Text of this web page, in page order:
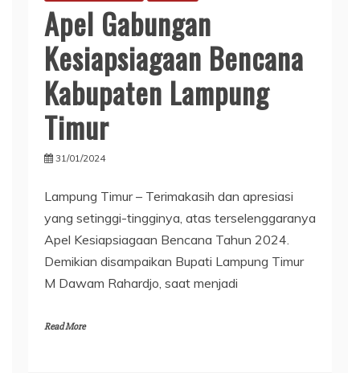
Apel Gabungan
Kesiapsiagaan Bencana
Kabupaten Lampung
Timur
31/01/2024
Lampung Timur – Terimakasih dan apresiasi
yang setinggi-tingginya, atas terselenggaranya
Apel Kesiapsiagaan Bencana Tahun 2024.
Demikian disampaikan Bupati Lampung Timur
M Dawam Rahardjo, saat menjadi
Read More